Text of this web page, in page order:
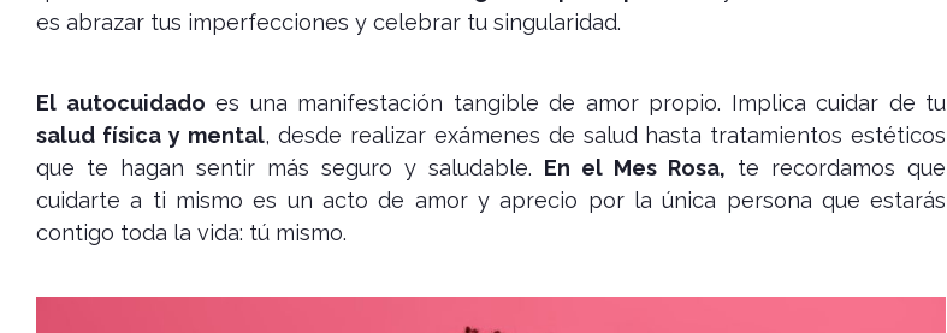
es abrazar tus imperfecciones y celebrar tu singularidad.
El autocuidado es una manifestación tangible de amor propio. Implica cuidar de tu
salud física y mental, desde realizar exámenes de salud hasta tratamientos estéticos
que te hagan sentir más seguro y saludable. En el Mes Rosa, te recordamos que
cuidarte a ti mismo es un acto de amor y aprecio por la única persona que estarás
contigo toda la vida: tú mismo.